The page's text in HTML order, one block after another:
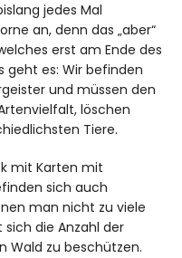
jedes Mal
an, denn das „aber“
erst am Ende des
geht es: Wir befinden
und müssen den
löschen
Tiere.
mit Karten mit
sich auch
man nicht zu viele
die Anzahl der
Wald zu beschützen.